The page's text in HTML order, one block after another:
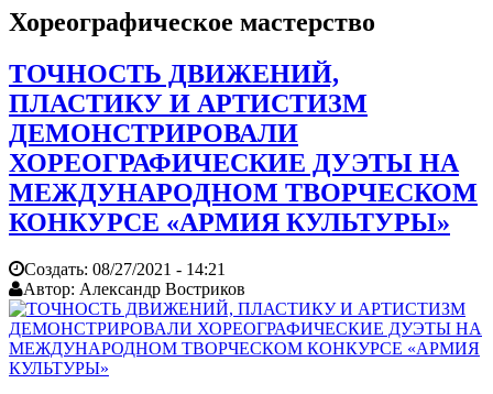
Хореографическое мастерство
ТОЧНОСТЬ ДВИЖЕНИЙ,
ПЛАСТИКУ И АРТИСТИЗМ
ДЕМОНСТРИРОВАЛИ
ХОРЕОГРАФИЧЕСКИЕ ДУЭТЫ НА
МЕЖДУНАРОДНОМ ТВОРЧЕСКОМ
КОНКУРСЕ «АРМИЯ КУЛЬТУРЫ»
Создать: 08/27/2021 - 14:21
Автор: Александр Востриков